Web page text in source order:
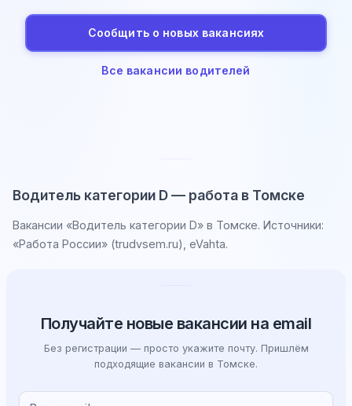
Сообщить о новых вакансиях
Все вакансии водителей
Водитель категории D — работа в Томске
Вакансии «Водитель категории D» в Томске. Источники:
«Работа России» (trudvsem.ru), eVahta.
Получайте новые вакансии на email
Без регистрации — просто укажите почту. Пришлём
подходящие вакансии в Томске.